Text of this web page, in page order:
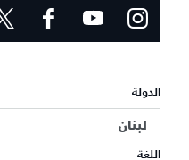
الدولة
لبنان
اللغة